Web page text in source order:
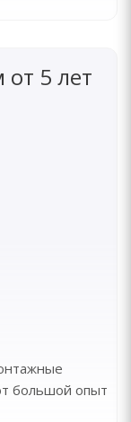
5 лет
большой опыт